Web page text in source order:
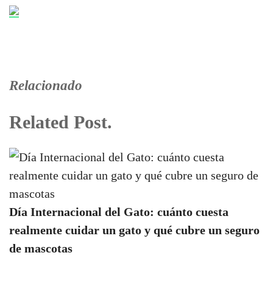
Relacionado
Related Post.
Día Internacional del Gato: cuánto cuesta
realmente cuidar un gato y qué cubre un seguro
de mascotas